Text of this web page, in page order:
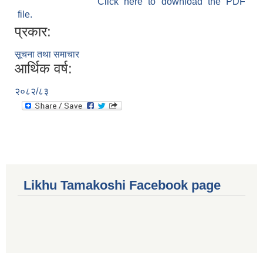
file.
प्रकार:
सूचना तथा समाचार
आर्थिक वर्ष:
२०८२/८३
Likhu Tamakoshi Facebook page